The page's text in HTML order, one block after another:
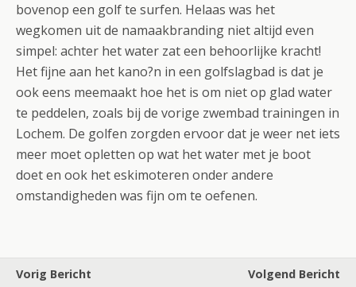
bovenop een golf te surfen. Helaas was het
wegkomen uit de namaakbranding niet altijd even
simpel: achter het water zat een behoorlijke kracht!
Het fijne aan het kano?n in een golfslagbad is dat je
ook eens meemaakt hoe het is om niet op glad water
te peddelen, zoals bij de vorige zwembad trainingen in
Lochem. De golfen zorgden ervoor dat je weer net iets
meer moet opletten op wat het water met je boot
doet en ook het eskimoteren onder andere
omstandigheden was fijn om te oefenen.
Vorig Bericht Volgend Bericht